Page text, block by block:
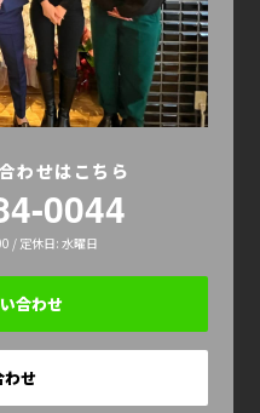
わせはこちら
0044
/ 定休日: 水曜日
合わせ
わせ